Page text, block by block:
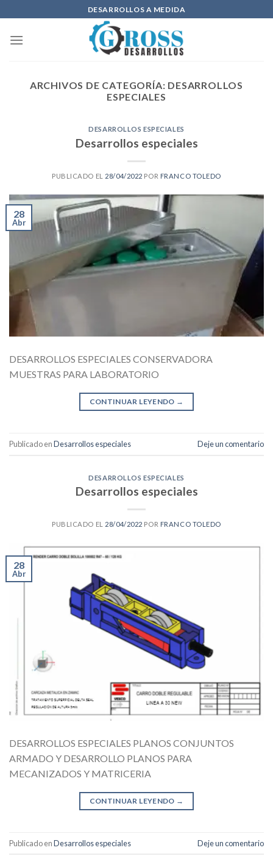
to
content
DESARROLLOS A MEDIDA
ARCHIVOS DE CATEGORÍA: DESARROLLOS
ESPECIALES
DESARROLLOS ESPECIALES
Desarrollos especiales
PUBLICADO EL 28/04/2022 POR FRANCO TOLEDO
28
Abr
DESARROLLOS ESPECIALES CONSERVADORA
MUESTRAS PARA LABORATORIO
CONTINUAR LEYENDO →
Publicado enDesarrollos especiales Deje un comentario
DESARROLLOS ESPECIALES
Desarrollos especiales
PUBLICADO EL 28/04/2022 POR FRANCO TOLEDO
28
Abr
DESARROLLOS ESPECIALES PLANOS CONJUNTOS
ARMADO Y DESARROLLO PLANOS PARA
MECANIZADOS Y MATRICERIA
CONTINUAR LEYENDO →
Publicado enDesarrollos especiales Deje un comentario